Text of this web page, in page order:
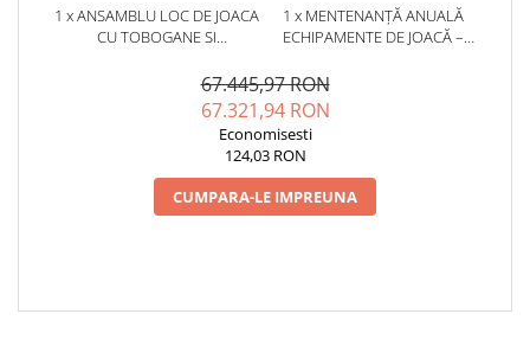
1 x ANSAMBLU LOC DE JOACA
CU TOBOGANE SI
1 x MENTENANȚĂ ANUALĂ
ECHIPAMENTE DE JOACĂ –
CONFORM SR EN 1176
67.445,97 RON
67.321,94 RON
Economisesti
124,03 RON
CUMPARA-LE IMPREUNA